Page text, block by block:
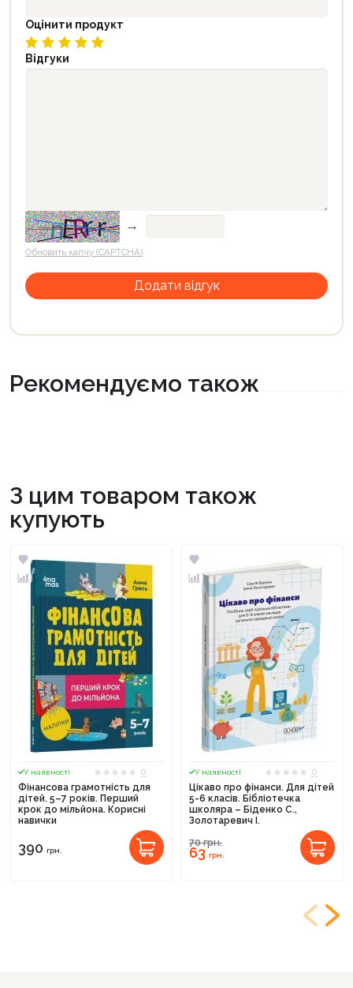
Оцінити продукт
Відгуки
→
Обновить капчу (CAPTCHA)
Рекомендуємо також
З цим товаром також
купують
У наявності
0
Фінансова грамотність для
дітей. 5–7 років. Перший
крок до мільйона. Корисні
навички
390 грн.
У наявності
0
Цікаво про фінанси. Для дітей
5-6 класів. Бібліотечка
школяра – Біденко С.,
Золотаревич І.
70грн.
63грн.